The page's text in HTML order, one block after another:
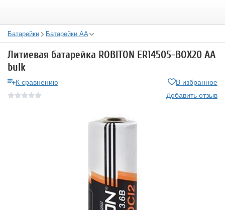
Батарейки Батарейки АА
Литиевая батарейка ROBITON ER14505-BOX20 AA
bulk
К сравнению
В избранное
Добавить отзыв